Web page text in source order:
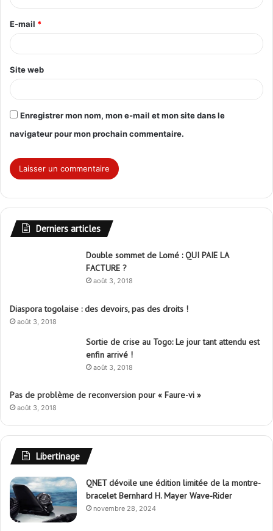
e
*
E-mail *
Site web
Enregistrer mon nom, mon e-mail et mon site dans le
navigateur pour mon prochain commentaire.
Derniers articles
Double sommet de Lomé : QUI PAIE LA
FACTURE ?
août 3, 2018
Diaspora togolaise : des devoirs, pas des droits !
août 3, 2018
Sortie de crise au Togo: Le jour tant attendu est
enfin arrivé !
août 3, 2018
Pas de problème de reconversion pour « Faure-vi »
août 3, 2018
Libertinage
QNET dévoile une édition limitée de la montre-
bracelet Bernhard H. Mayer Wave-Rider
novembre 28, 2024